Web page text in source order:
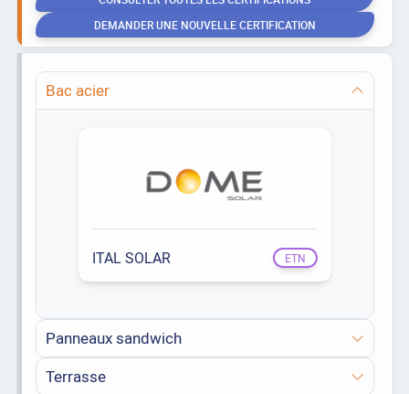
DEMANDER UNE NOUVELLE CERTIFICATION
Bac acier
ITAL SOLAR ETN
Panneaux sandwich
Terrasse